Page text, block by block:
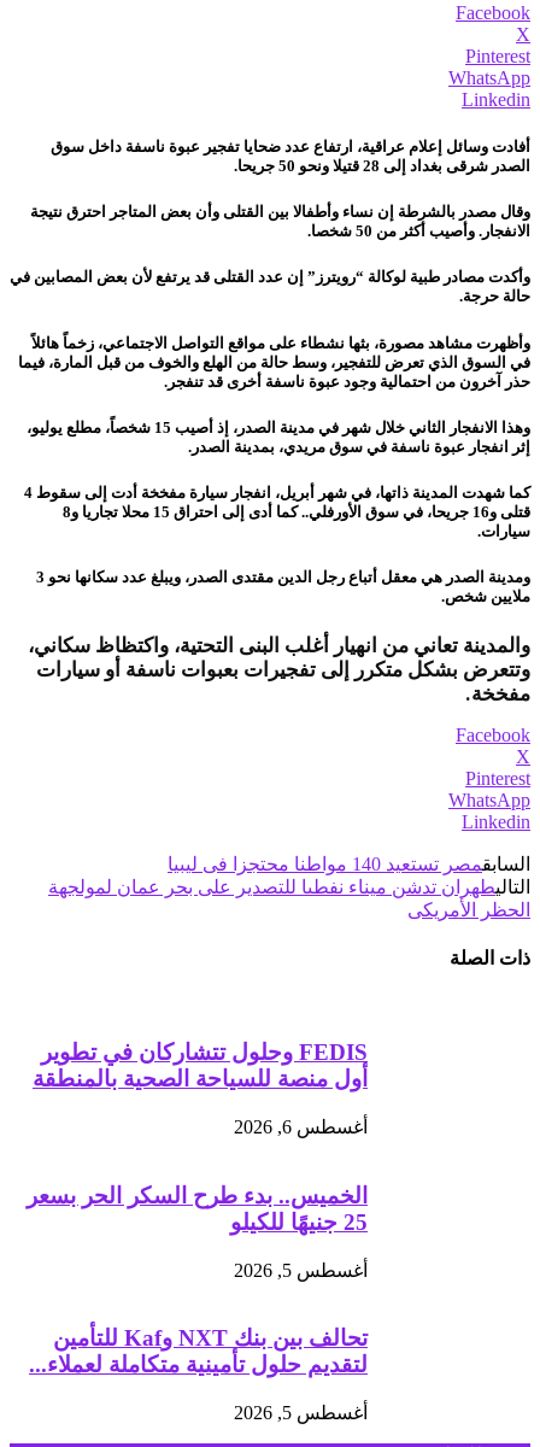
Facebook
X
Pinterest
WhatsApp
Linkedin
أفادت وسائل إعلام عراقية، ارتفاع عدد ضحايا تفجير عبوة ناسفة داخل سوق
الصدر شرقى بغداد إلى 28 قتيلا ونحو 50 جريحا.
وقال مصدر بالشرطة إن نساء وأطفالا بين القتلى وأن بعض المتاجر احترق نتيجة
الانفجار. وأصيب أكثر من 50 شخصا.
وأكدت مصادر طبية لوكالة “رويترز” إن عدد القتلى قد يرتفع لأن بعض المصابين في
حالة حرجة.
وأظهرت مشاهد مصورة، بثها نشطاء على مواقع التواصل الاجتماعي، زخماً هائلاً
في السوق الذي تعرض للتفجير، وسط حالة من الهلع والخوف من قبل المارة، فيما
حذر آخرون من احتمالية وجود عبوة ناسفة أخرى قد تنفجر.
وهذا الانفجار الثاني خلال شهر في مدينة الصدر، إذ أصيب 15 شخصاً، مطلع يوليو،
إثر انفجار عبوة ناسفة في سوق مريدي، بمدينة الصدر.
كما شهدت المدينة ذاتها، في شهر أبريل، انفجار سيارة مفخخة أدت إلى سقوط 4
قتلى و16 جريحا، في سوق الأورفلي.. كما أدى إلى احتراق
15 محلا تجاريا و8
سيارات.
ومدينة الصدر هي معقل أتباع رجل الدين مقتدى الصدر، ويبلغ عدد سكانها نحو 3
ملايين شخص.
والمدينة تعاني من انهيار أغلب البنى التحتية، واكتظاظ سكاني،
وتتعرض بشكل متكرر إلى تفجيرات بعبوات ناسفة أو سيارات
مفخخة.
Facebook
X
Pinterest
WhatsApp
Linkedin
السابقمصر تستعيد 140 مواطنا محتجزا فى ليبيا
التاليطهران تدشن ميناء نفطىا للتصدير على بحر عمان لمولجهة
الحظر الأمريكى
ذات الصلة
FEDIS وحلول تتشاركان في تطوير
أول منصة للسياحة الصحية بالمنطقة
أغسطس 6, 2026
الخميس.. بدء طرح السكر الحر بسعر
25 جنيهًا للكيلو
أغسطس 5, 2026
تحالف بين بنك NXT وKaf للتأمين
لتقديم حلول تأمينية متكاملة لعملاء...
أغسطس 5, 2026